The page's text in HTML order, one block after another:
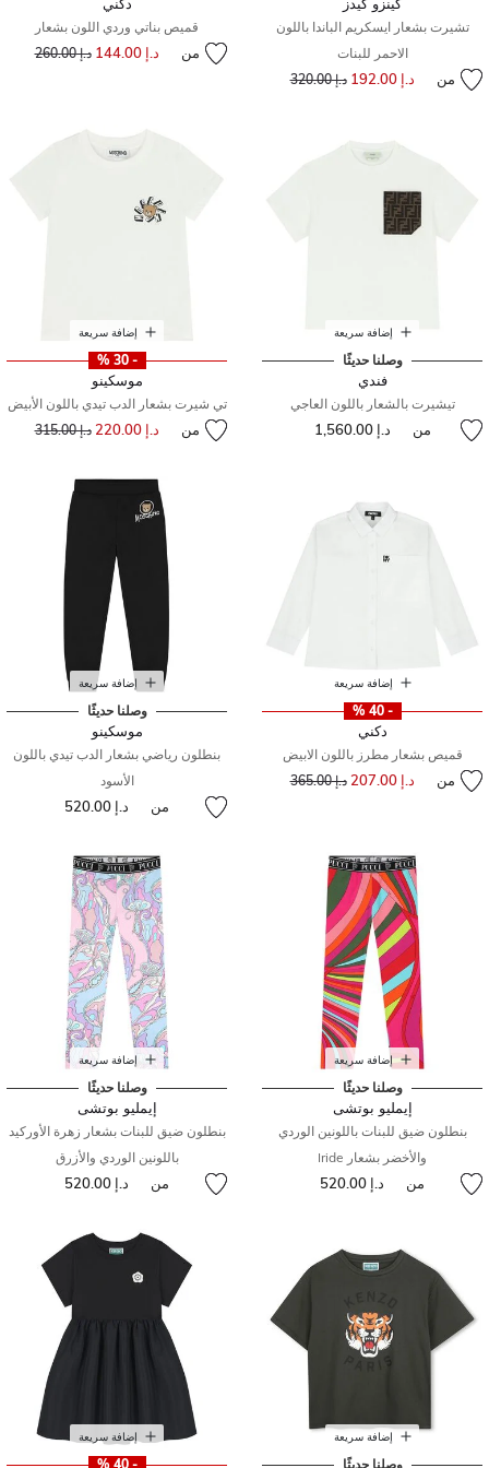
كينزو كيدز
تشيرت بشعار ايسكريم الباندا باللون
الاحمر للبنات
من د.إ 192.00 سعر مخفض مند.إ 320.00
دكني
قميص بناتي وردي اللون بشعار
من د.إ 144.00 سعر مخفض من
د.إ 260.00 إلى
إضافة سريعة
وصلنا حديثًا
فندي
تيشيرت بالشعار باللون العاجي
من د.إ 1,560.00
إضافة سريعة
- 30 %
موسكينو
تي شيرت بشعار الدب تيدي باللون الأبيض
من د.إ 220.00 سعر مخفض من
د.إ 315.00 إلى
إضافة سريعة
- 40 %
دكني
قميص بشعار مطرز باللون الابيض
من د.إ 207.00 سعر مخفض مند.إ 365.00
إضافة سريعة
وصلنا حديثًا
موسكينو
بنطلون رياضي بشعار الدب تيدي باللون
الأسود
من د.إ 520.00
إضافة سريعة
وصلنا حديثًا
إيمليو بوتشى
بنطلون ضيق للبنات باللونين الوردي
والأخضر بشعار Iride
من د.إ 520.00
إضافة سريعة
وصلنا حديثًا
إيمليو بوتشى
بنطلون ضيق للبنات بشعار زهرة الأوركيد
باللونين الوردي والأزرق
من د.إ 520.00
إضافة سريعة
وصلنا حديثًا
إضافة سريعة
- 40 %